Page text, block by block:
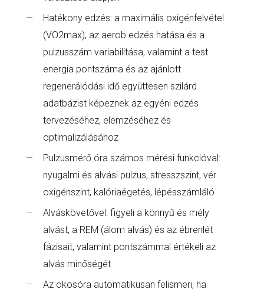
Hatékony edzés: a maximális oxigénfelvétel
(VO2max), az aerob edzés hatása és a
pulzusszám variabilitása, valamint a test
energia pontszáma és az ajánlott
regenerálódási idő együttesen szilárd
adatbázist képeznek az egyéni edzés
tervezéséhez, elemzéséhez és
optimalizálásához
Pulzusmérő óra számos mérési funkcióval:
nyugalmi és alvási pulzus, stresszszint, vér
oxigénszint, kalóriaégetés, lépésszámláló
Alváskövetővel: figyeli a könnyű és mély
alvást, a REM (álom alvás) és az ébrenlét
fázisait, valamint pontszámmal értékeli az
alvás minőségét
Az okosóra automatikusan felismeri, ha